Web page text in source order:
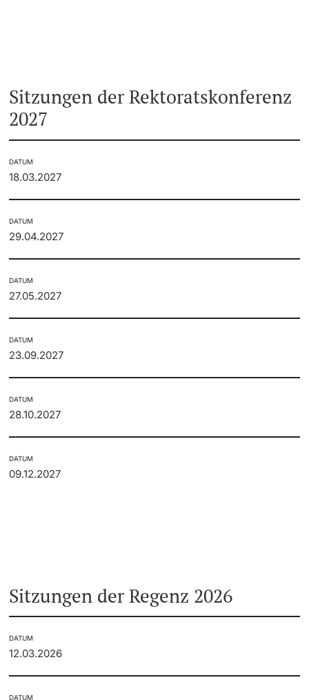
Sitzungen der Rektoratskonferenz
2027
DATUM
18.03.2027
DATUM
29.04.2027
DATUM
27.05.2027
DATUM
23.09.2027
DATUM
28.10.2027
DATUM
09.12.2027
Sitzungen der Regenz 2026
DATUM
12.03.2026
DATUM